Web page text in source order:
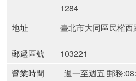
1284
地址
臺北市大同區民權
郵遞區號
103221
營業時間
週一至週五 郵務